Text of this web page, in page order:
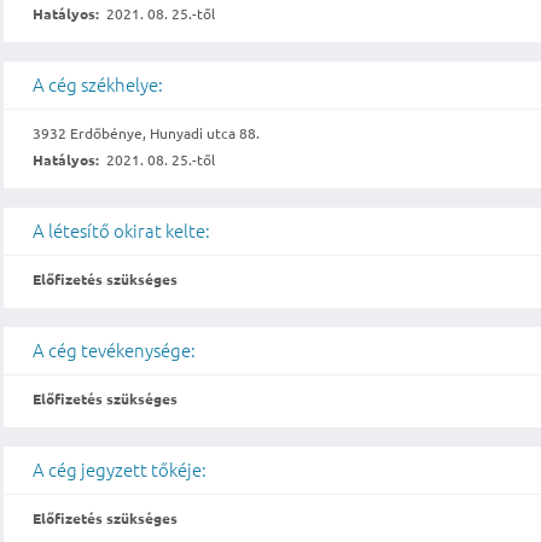
Hatályos: 2021. 08. 25.-től
A cég székhelye:
3932 Erdőbénye, Hunyadi utca 88.
Hatályos: 2021. 08. 25.-től
A létesítő okirat kelte:
Előfizetés szükséges
A cég tevékenysége:
Előfizetés szükséges
A cég jegyzett tőkéje:
Előfizetés szükséges